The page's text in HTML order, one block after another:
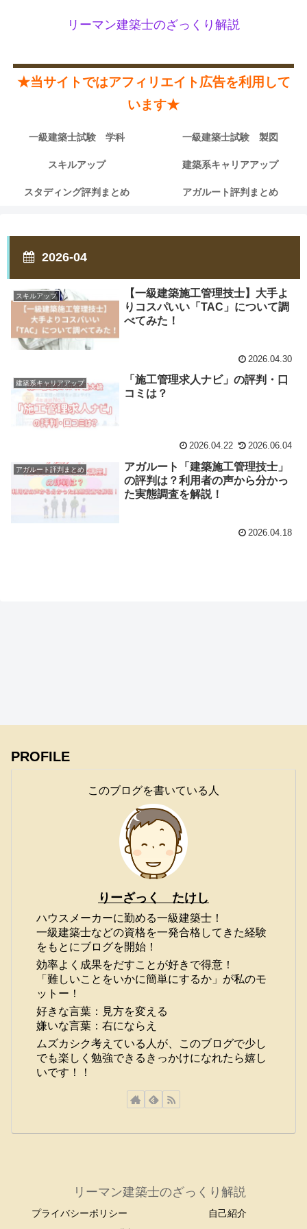
リーマン建築士のざっくり解説
★当サイトではアフィリエイト広告を利用して
います★
一級建築士試験 学科 一級建築士試験 製図
スキルアップ 建築系キャリアアップ
スタディング評判まとめ アガルート評判まとめ
2026-04
スキルアップ
【一級建築施工管理技士】大手よ
りコスパいい「TAC」について調
べてみた！
2026.04.30
建築系キャリアアップ
「施工管理求人ナビ」の評判・口
コミは？
2026.04.22 2026.06.04
アガルート評判まとめ
アガルート「建築施工管理技士」
の評判は？利用者の声から分かっ
た実態調査を解説！
2026.04.18
PROFILE
このブログを書いている人
りーざっく たけし
ハウスメーカーに勤める一級建築士！
一級建築士などの資格を一発合格してきた経験
をもとにブログを開始！
効率よく成果をだすことが好きで得意！
「難しいことをいかに簡単にするか」が私のモ
ットー！
好きな言葉：見方を変える
嫌いな言葉：右にならえ
ムズカシク考えている人が、このブログで少し
でも楽しく勉強できるきっかけになれたら嬉し
いです！！
リーマン建築士のざっくり解説
プライバシーポリシー
自己紹介